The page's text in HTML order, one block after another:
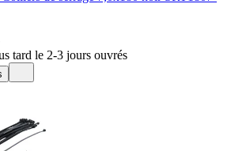
tard le 2-3 jours ouvrés